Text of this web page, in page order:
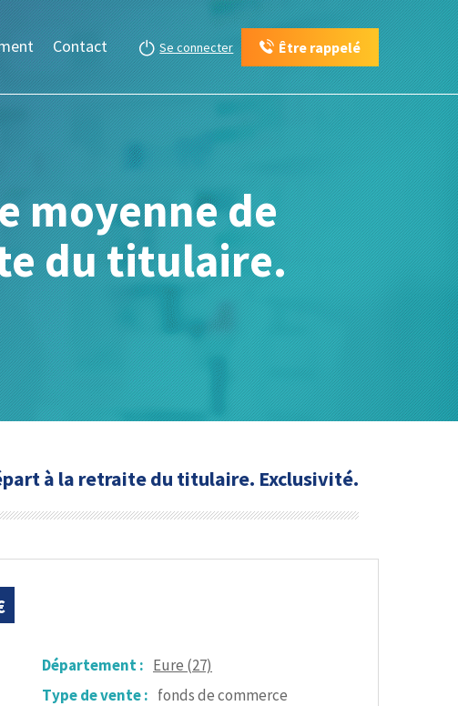
Contact Se connecter Être rappelé
moyenne de
du titulaire.
à la retraite du titulaire. Exclusivité.
Département : Eure (27)
Type de vente : fonds de commerce